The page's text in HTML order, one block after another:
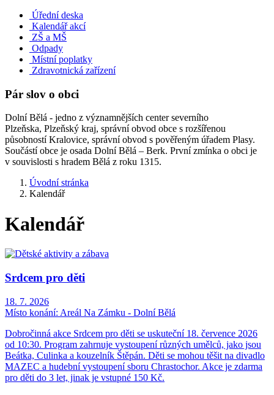
Úřední deska
Kalendář akcí
ZŠ a MŠ
Odpady
Místní poplatky
Zdravotnická zařízení
Pár slov o obci
Dolní Bělá - jedno z významnějších center severního
Plzeňska, Plzeňský kraj, správní obvod obce s rozšířenou
působností Kralovice, správní obvod s pověřeným úřadem Plasy.
Součástí obce je osada Dolní Bělá – Berk. První zmínka o obci je
v souvislosti s hradem Bělá z roku 1315.
Úvodní stránka
Kalendář
Kalendář
Srdcem pro děti
18. 7. 2026
Místo konání: Areál Na Zámku - Dolní Bělá
Dobročinná akce Srdcem pro děti se uskuteční 18. července 2026
od 10:30. Program zahrnuje vystoupení různých umělců, jako jsou
Beátka, Culinka a kouzelník Štěpán. Děti se mohou těšit na divadlo
MAZEC a hudební vystoupení sboru Chrastochor. Akce je zdarma
pro děti do 3 let, jinak je vstupné 150 Kč.